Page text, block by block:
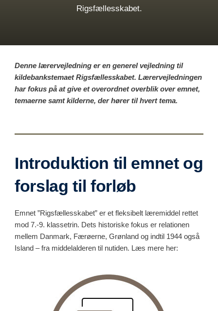
Rigsfællesskabet.
Denne lærervejledning er en generel vejledning til
kildebankstemaet Rigsfællesskabet. Lærervejledningen
har fokus på at give et overordnet overblik over emnet,
temaerne samt kilderne, der hører til hvert tema.
Introduktion til emnet og
forslag til forløb
Emnet ”Rigsfællesskabet” er et fleksibelt læremiddel rettet
mod 7.-9. klassetrin. Dets historiske fokus er relationen
mellem Danmark, Færøerne, Grønland og indtil 1944 også
Island – fra middelalderen til nutiden. Læs mere her: